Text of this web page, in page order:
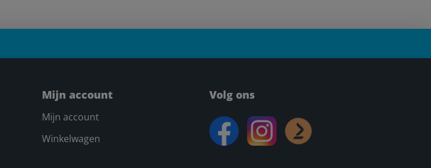
Mijn account
Mijn account
Winkelwagen
Volg ons